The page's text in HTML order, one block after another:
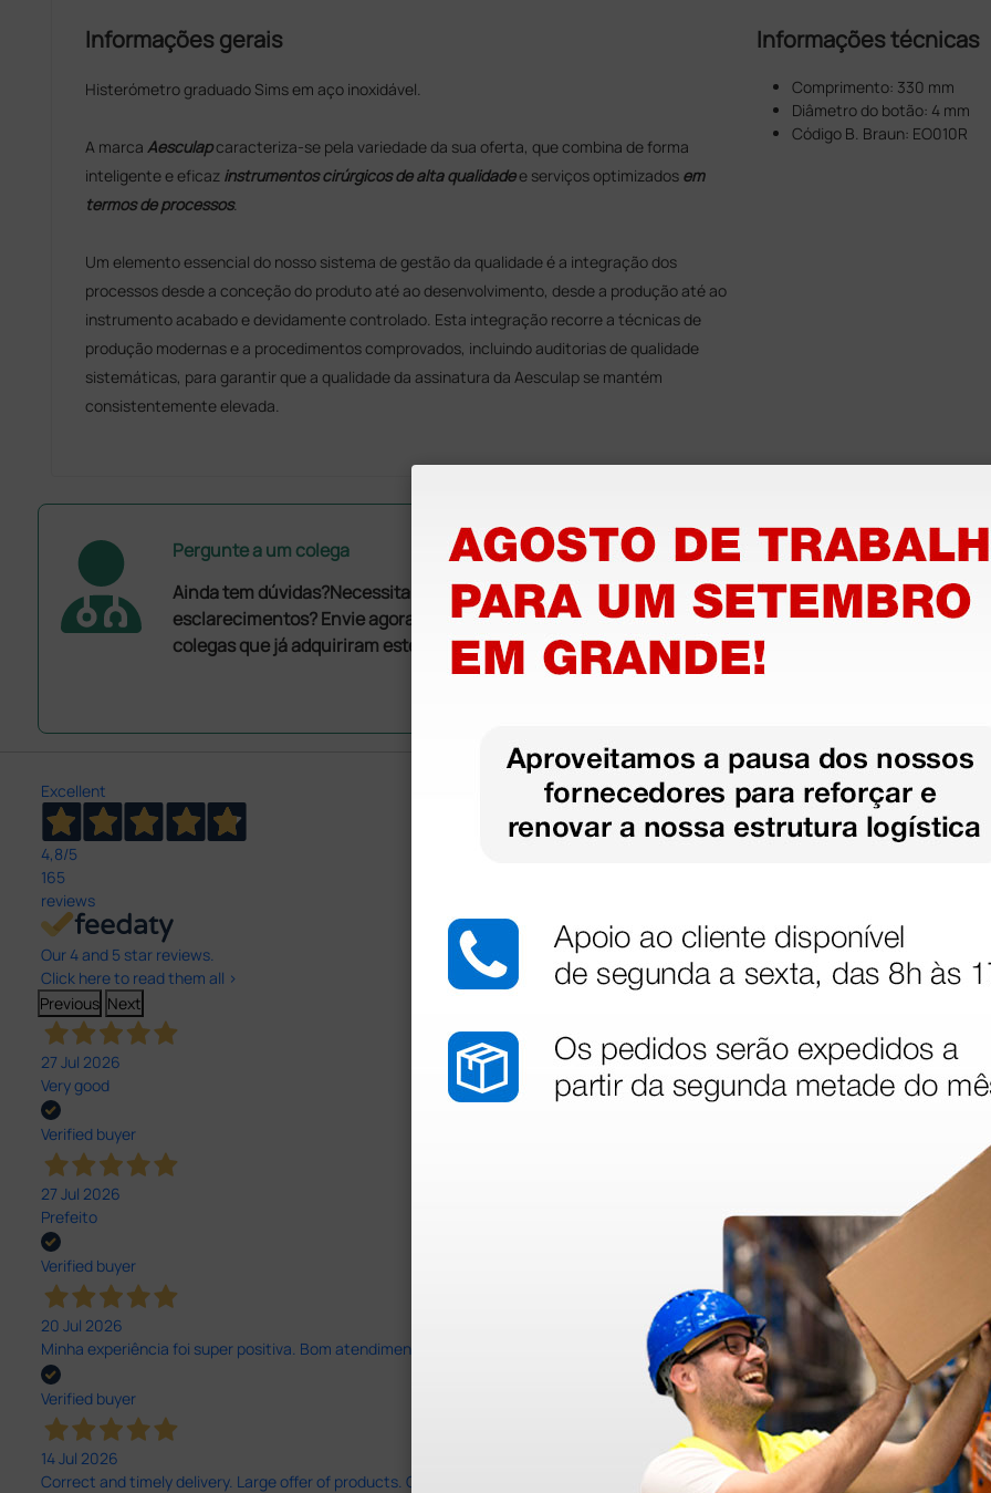
Informações gerais
Histerómetro graduado Sims em aço inoxidável.
A marca Aesculapcaracteriza-se pela variedade da sua oferta, que combina de forma
inteligente e eficaz instrumentos cirúrgicos de alta qualidadee serviços optimizados em
termos de processos.
Um elemento essencial do nosso sistema de gestão da qualidade é a integração dos
processos desde a conceção do produto até ao desenvolvimento, desde a produção até ao
instrumento acabado e devidamente controlado. Esta integração recorre a técnicas de
produção modernas e a procedimentos comprovados, incluindo auditorias de qualidade
sistemáticas, para garantir que a qualidade da assinatura da Aesculap se mantém
consistentemente elevada.
Informações técnicas
Comprimento: 330 mm
Diâmetro do botão: 4 mm
Código B. Braun: EO010R
Pergunte a um colega
Ainda tem dúvidas?Necessita de mais
esclarecimentos? Envie agora a sua questão aos
colegas que já adquiriram este produto.
Excellent
4,8/5
165
reviews
Our 4 and 5 star reviews.
Click here to read them all >
Previous Next
27 Jul 2026
Very good
Verified buyer
27 Jul 2026
Prefeito
Verified buyer
20 Jul 2026
Minha experiência foi super positiva. Bom atendimento e recebi dentro do prazo. Obrigada.
Verified buyer
14 Jul 2026
Correct and timely delivery. Large offer of products. Good service!